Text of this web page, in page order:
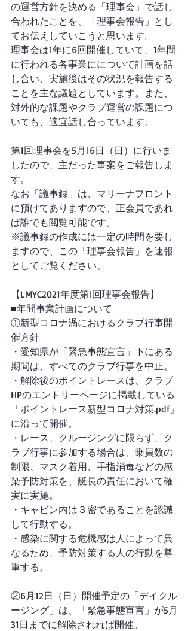
の運営方針を決める「理事会」で話し
合われたことを、「理事会報告」とし
てお伝えしていこうと思います。
理事会は1年に6回開催していて、1年間
に行われる各事業にについて計画を話
し合い、実施後はその状況を報告する
ことを主な議題としています。また、
対外的な課題やクラブ運営の課題につ
いても、適宜話し合っています。
第1回理事会を5月16日（日）に行いま
したので、主だった事案をご報告しま
す。
なお「議事録」は、マリーナフロント
に預けてありますので、正会員であれ
ば誰でも閲覧可能です。
※議事録の作成には一定の時間を要し
ますので、この「理事会報告」を速報
としてご覧ください。
【LMYC2021年度第1回理事会報告】
■年間事業計画について
①新型コロナ渦におけるクラブ行事開
催方針
・愛知県が「緊急事態宣言」下にある
期間は、すべてのクラブ行事を中止。
・解除後のポイントレースは、クラブ
HPのエントリーページに掲載している
「ポイントレース新型コロナ対策.pdf」
に沿って開催。
・レース、クルージングに限らず、ク
ラブ行事に参加する場合は、乗員数の
制限、マスク着用、手指消毒などの感
染予防対策を、艇長の責任において確
実に実施。
・キャビン内は３密であることを認識
して行動する。
・感染に関する危機感は人によって異
なるため、予防対策する人の行動を尊
重する。
②6月12日（日）開催予定の「デイクル
ージング」は、「緊急事態宣言」が5月
31日までに解除されれば開催。